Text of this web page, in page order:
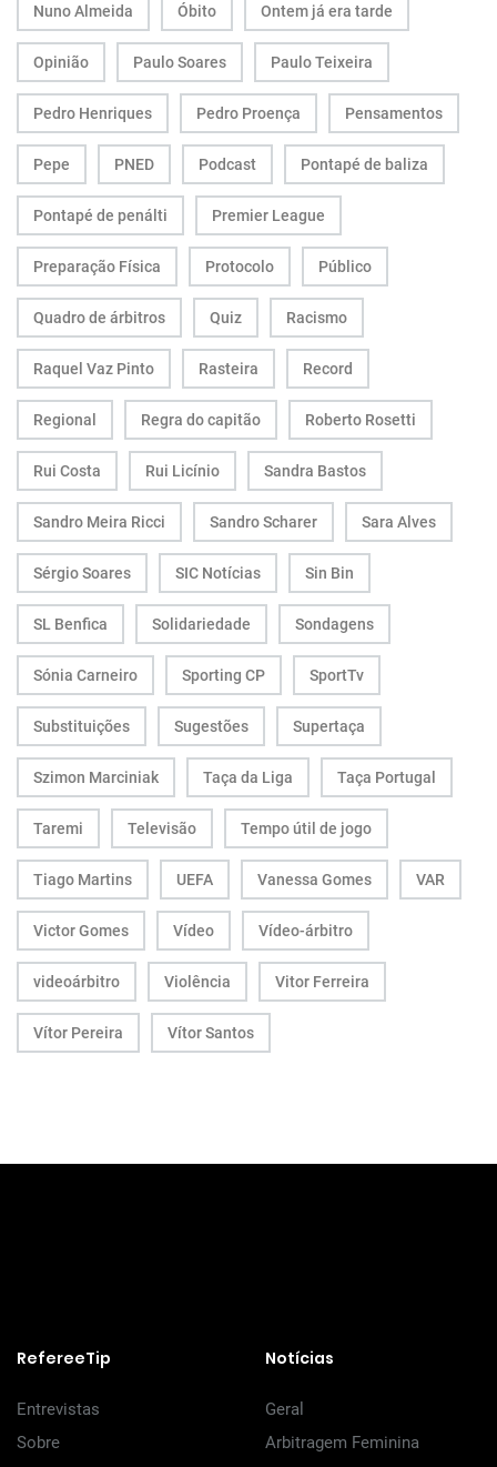
Nuno Almeida Óbito Ontem já era tarde
Opinião Paulo Soares Paulo Teixeira
Pedro Henriques Pedro Proença Pensamentos
Pepe PNED Podcast Pontapé de baliza
Pontapé de penálti Premier League
Preparação Física Protocolo Público
Quadro de árbitros Quiz Racismo
Raquel Vaz Pinto Rasteira Record
Regional Regra do capitão Roberto Rosetti
Rui Costa Rui Licínio Sandra Bastos
Sandro Meira Ricci Sandro Scharer Sara Alves
Sérgio Soares SIC Notícias Sin Bin
SL Benfica Solidariedade Sondagens
Sónia Carneiro Sporting CP SportTv
Substituições Sugestões Supertaça
Szimon Marciniak Taça da Liga Taça Portugal
Taremi Televisão Tempo útil de jogo
Tiago Martins UEFA Vanessa Gomes VAR
Victor Gomes Vídeo Vídeo-árbitro
videoárbitro Violência Vitor Ferreira
Vítor Pereira Vítor Santos
RefereeTip
Entrevistas
Sobre
Notícias
Geral
Arbitragem Feminina